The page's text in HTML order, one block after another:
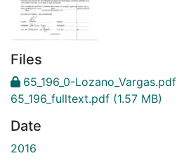
Files
65_196_0-Lozano_Vargas.pdf
65_196_fulltext.pdf (1.57 MB)
Date
2016